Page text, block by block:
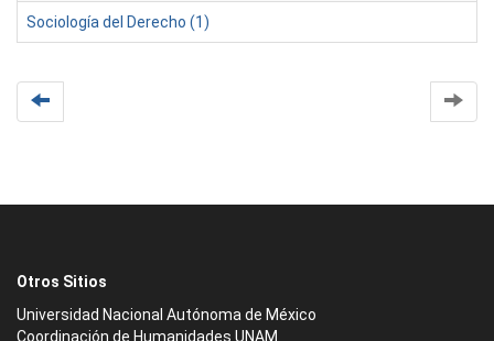
Sociología del Derecho (1)
Otros Sitios
Universidad Nacional Autónoma de México
Coordinación de Humanidades UNAM